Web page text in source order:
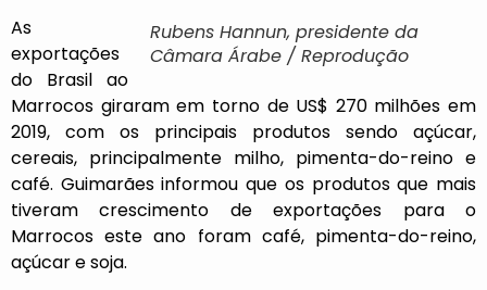
Rubens Hannun, presidente da
Câmara Árabe / Reprodução
As
exportações
do Brasil ao
Marrocos giraram em torno de US$ 270 milhões em
2019, com os principais produtos sendo açúcar,
cereais, principalmente milho, pimenta-do-reino e
café. Guimarães informou que os produtos que mais
tiveram crescimento de exportações para o
Marrocos este ano foram café, pimenta-do-reino,
açúcar e soja.